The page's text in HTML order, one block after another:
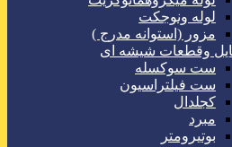
لوله ونوجکت
مزور (استوانه مدرج )
وقطعات شیشه ای
ست سوکسله
ست فیلتراسیون
کجلدال
مبرد
بوتیرومتر